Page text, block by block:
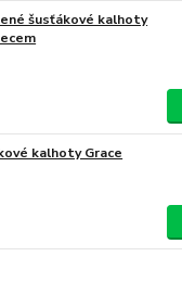
šusťákové kalhoty
kalhoty Grace